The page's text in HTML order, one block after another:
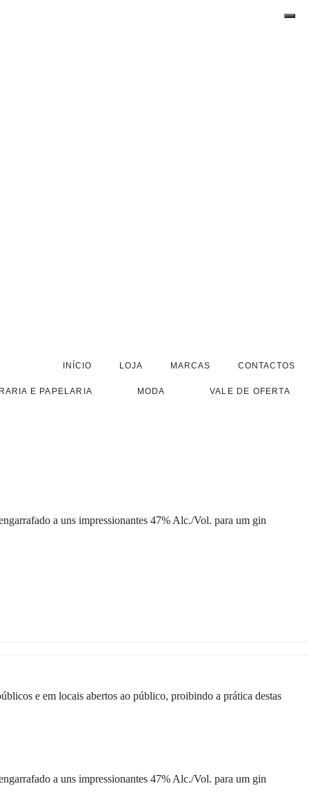
INÍCIO LOJA MARCAS CONTACTOS
E PAPELARIA MODA VALE DE OFERTA
a uns impressionantes 47% Alc./Vol. para um gin
e em locais abertos ao público, proibindo a prática destas
a uns impressionantes 47% Alc./Vol. para um gin